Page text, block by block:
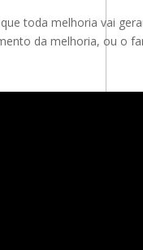
toda melhoria vai
da melhoria, ou o